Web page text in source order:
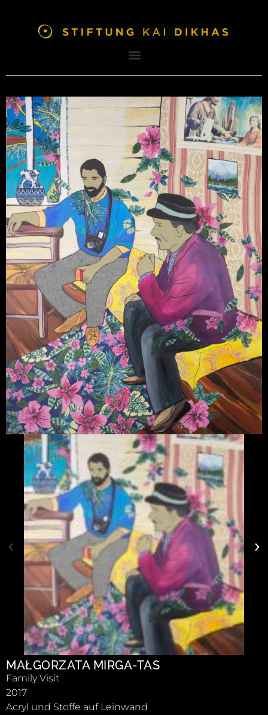
MAŁGORZATA MIRGA-TAS
Family Visit
2017
Acryl und Stoffe auf Leinwand